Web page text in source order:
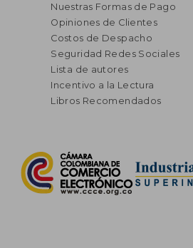
Nuestras Formas de Pago
Opiniones de Clientes
Costos de Despacho
Seguridad Redes Sociales
Lista de autores
Incentivo a la Lectura
Libros Recomendados